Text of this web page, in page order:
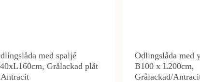
med spaljé
Grålackad plåt
Odlingslåda med
B100 x L200cm,
Grålackad/